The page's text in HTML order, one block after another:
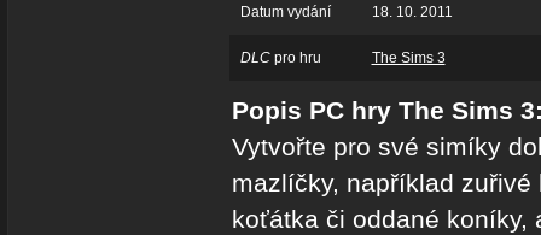
Datum vydání 18. 10. 2011
DLCpro hru The Sims 3
Popis PC hry The Sims
Vytvořte pro své simíky
mazlíčky, například
koťátka či oddané koníky,